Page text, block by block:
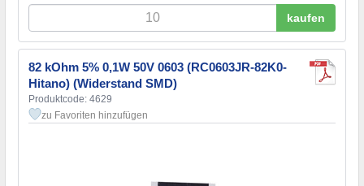
kaufen
82 kOhm 5% 0,1W 50V 0603 (RC0603JR-82K0-
Hitano) (Widerstand SMD)
Produktcode: 4629
zu Favoriten hinzufügen